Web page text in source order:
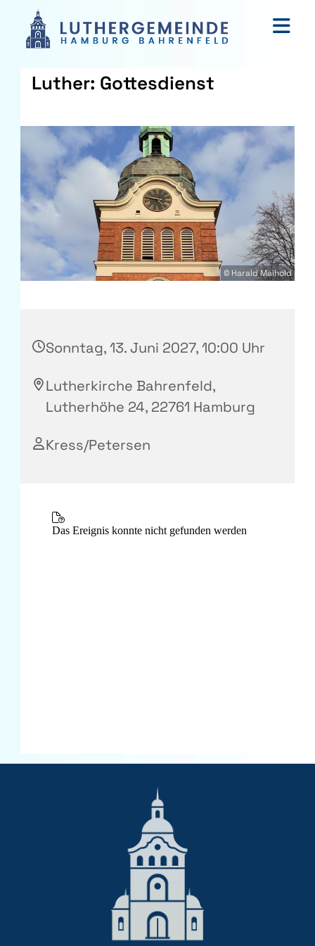
Luther: Gottesdienst
© Harald Maihold
Sonntag, 13. Juni 2027, 10:00 Uhr
Lutherkirche Bahrenfeld,
Lutherhöhe 24, 22761 Hamburg
Kress/Petersen